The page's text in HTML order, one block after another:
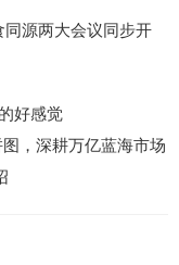
同源两大会议同步开
好感觉
，深耕万亿蓝海市场